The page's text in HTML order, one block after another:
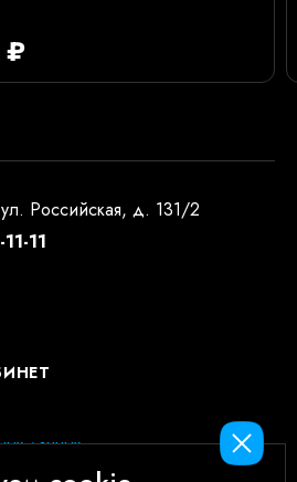
₽
Российская, д. 131/2
11
данных